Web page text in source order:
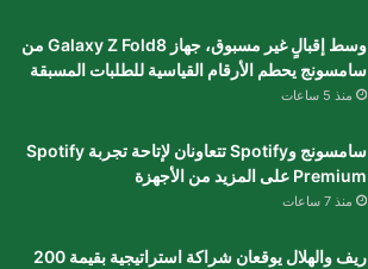
وسط إقبالٍ غير مسبوق، جهاز Galaxy Z Fold8 من
سامسونج يحطم الأرقام القياسية للطلبات المسبقة
منذ 5 ساعات
سامسونج وSpotify تتعاونان لإتاحة تجربة Spotify
Premium على المزيد من الأجهزة
منذ 7 ساعات
ريف والهلال يوقعان شراكة استراتيجية بقيمة 200